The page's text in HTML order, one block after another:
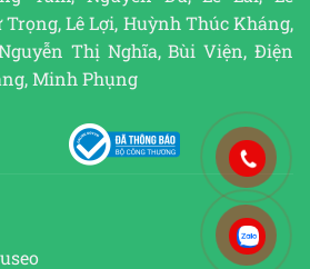
Lê Lợi, Huỳnh Thúc Kháng,
Thị Nghĩa, Bùi Viện, Điện
Minh Phụng